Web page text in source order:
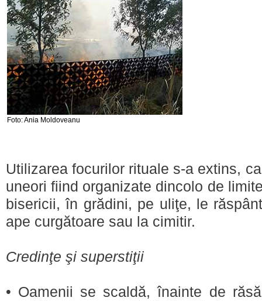
Foto: Ania Moldoveanu
Utilizarea focurilor rituale s-a extins,
uneori fiind organizate dincolo de
bisericii, în grădini, pe uliţe, le
ape curgătoare sau la cimitir.
Credinţe şi superstiţii
• Oamenii se scaldă, înainte de